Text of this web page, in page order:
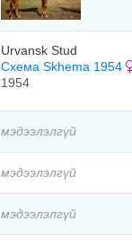
Urvansk Stud
Схема Skhema 1954
1954
мэдээлэлгүй
мэдээлэлгүй
мэдээлэлгүй